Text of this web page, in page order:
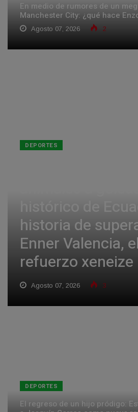
En medio de rumores de un
Manchester City: ¿qué hace
Agosto 07, 2026 2
DEPORTES
histórico de
historia de
Enner Valencia,
refuerzo xeneize
Agosto 07, 2026 3
DEPORTES
El regreso de un hijo pródigo: